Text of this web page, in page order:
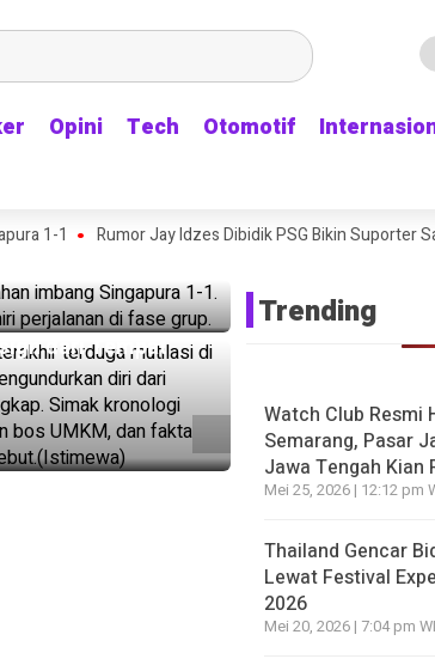
Opini Tech Otomotif
Opini Tech Otomotif
1-1 Rumor Jay Idzes Dibidik PSG Bikin Suporter
Terakhir Terduga
Terungkap, Sehari
dari Tempat
HEADLINE
Isu Kapolri
Belum Ada
Trending
Watch Club Resmi
Semarang, Pasar
Jawa Tengah Kian
Mei 25, 2026 | 12:12 pm
Thailand Gencar
Lewat Festival
2026
Mei 20, 2026 | 7:04 pm